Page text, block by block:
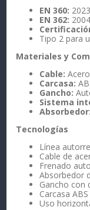
EN 360:
EN 362:
Tipo 2 para
Materiales y
Cable:
Carcasa:
Gancho:
Sistema
Absorbedor:
Tecnologías
Línea
Cable de
Frenado
Absorbedor
Gancho con
Carcasa
Uso